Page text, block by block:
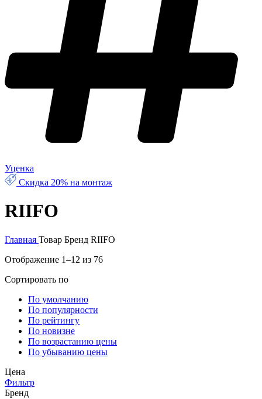
Уценка
Скидка 20% на монтаж
RIIFO
Главная Товар Бренд RIIFO
Отображение 1–12 из 76
Сортировать по
По умолчанию
По популярности
По рейтингу
По новизне
По возрастанию цены
По убыванию цены
Цена
Фильтр
Бренд